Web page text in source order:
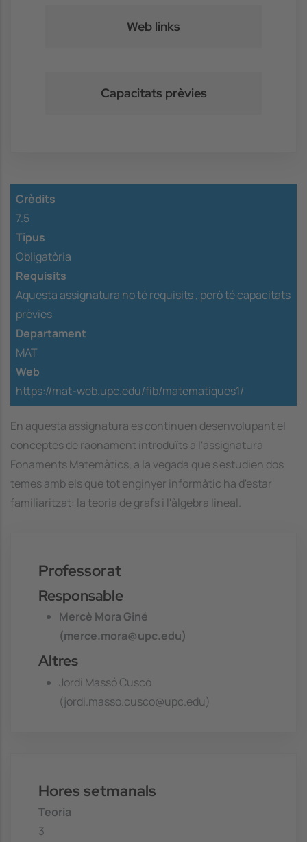
Web links
Capacitats prèvies
Crèdits
7.5
Tipus
Obligatòria
Requisits
Aquesta assignatura no té requisits , però té capacitats
prèvies
Departament
MAT
Web
https://mat-web.upc.edu/fib/matematiques1/
En aquesta assignatura es continuen desenvolupant el
conceptes de raonament introduïts a l'assignatura
Fonaments Matemàtics, a la vegada que s'estudien dos
temes amb els que tot enginyer informàtic ha d'estar
familiaritzat: la teoria de grafs i l'àlgebra lineal.
Professorat
Responsable
Mercè Mora Giné
(merce.mora@upc.edu)
Altres
Jordi Massó Cuscó
(jordi.masso.cusco@upc.edu)
Hores setmanals
Teoria
3